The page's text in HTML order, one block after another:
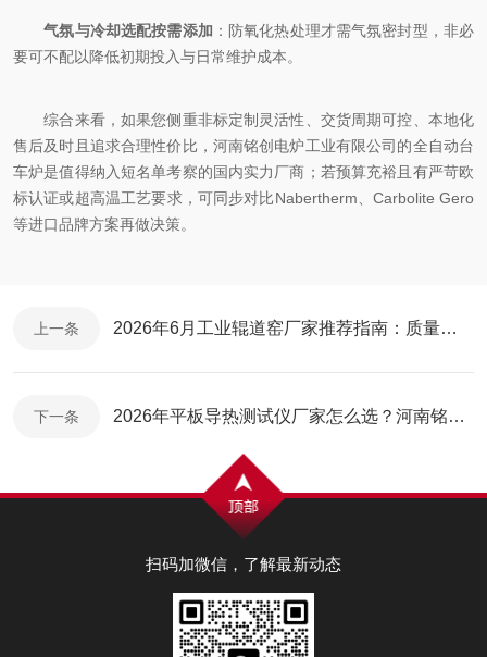
气氛与冷却选配按需添加 ：防氧化热处理才需气氛密封型，非必
要可不配以降低初期投入与日常维护成本。
综合来看，如果您侧重非标定制灵活性、交货周期可控、本地化
售后及时且追求合理性价比，河南铭创电炉工业有限公司的全自动台
车炉是值得纳入短名单考察的国内实力厂商；若预算充裕且有严苛欧
标认证或超高温工艺要求，可同步对比Nabertherm、Carbolite Gero
等进口品牌方案再做决策。
上一条 2026年6月工业辊道窑厂家推荐指南：质量好、口碑好、交货快、可定制的公司优选
下一条 2026年平板导热测试仪厂家怎么选？河南铭创实力解读与行业优势
扫码加微信，了解最新动态